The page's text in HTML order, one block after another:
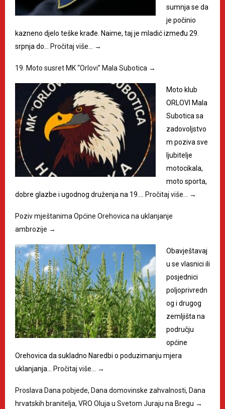
sumnja se da
je počinio
kazneno djelo teške krađe. Naime, taj je mladić između 29.
srpnja do…
Pročitaj više… →
19. Moto susret MK “Orlovi” Mala Subotica →
Moto klub
ORLOVI Mala
Subotica sa
zadovoljstvo
m poziva sve
ljubitelje
motocikala,
moto sporta,
dobre glazbe i ugodnog druženja na 19.…
Pročitaj više… →
Poziv mještanima Općine Orehovica na uklanjanje
ambrozije →
Obavještavaj
u se vlasnici ili
posjednici
poljoprivredn
og i drugog
zemljišta na
području
općine
Orehovica da sukladno Naredbi o poduzimanju mjera
uklanjanja…
Pročitaj više… →
Proslava Dana pobjede, Dana domovinske zahvalnosti, Dana
hrvatskih branitelja, VRO Oluja u Svetom Juraju na Bregu →